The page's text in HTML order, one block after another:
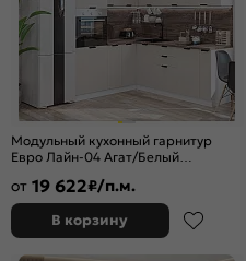
Модульный кухонный гарнитур
Евро Лайн-04 Агат/Белый
от 19 622₽/п.м.
В корзину